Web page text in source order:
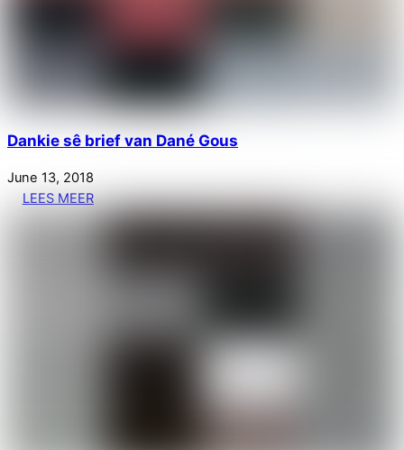
Dankie sê brief van Dané Gous
June 13, 2018
LEES MEER